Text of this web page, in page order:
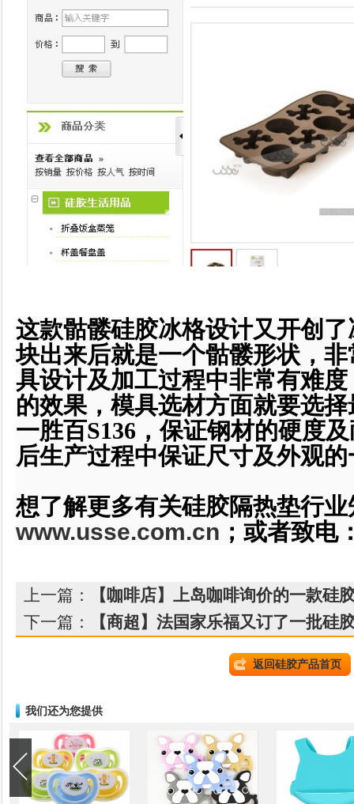
这款骷髅硅胶冰格设计又开创
块出来后就是一个骷髅形状，
具设计及加工过程中非常有难
的效果，模具选材方面就要选
一胜百S136，保证钢材的硬度
后生产过程中保证尺寸及外观
想了解更多有关硅胶隔热垫行
www.usse.com.cn ；或者致电
上一篇：
【咖啡店】上岛咖啡询价的一款硅
下一篇：
【商超】法国家乐福又订了一批硅
返回硅胶产品首页
我们还为您提供